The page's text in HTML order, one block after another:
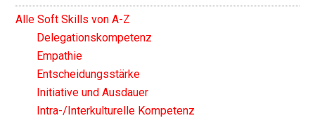
Alle Soft Skills von A-Z
Delegationskompetenz
Empathie
Entscheidungsstärke
Initiative und Ausdauer
Intra-/Interkulturelle Kompetenz